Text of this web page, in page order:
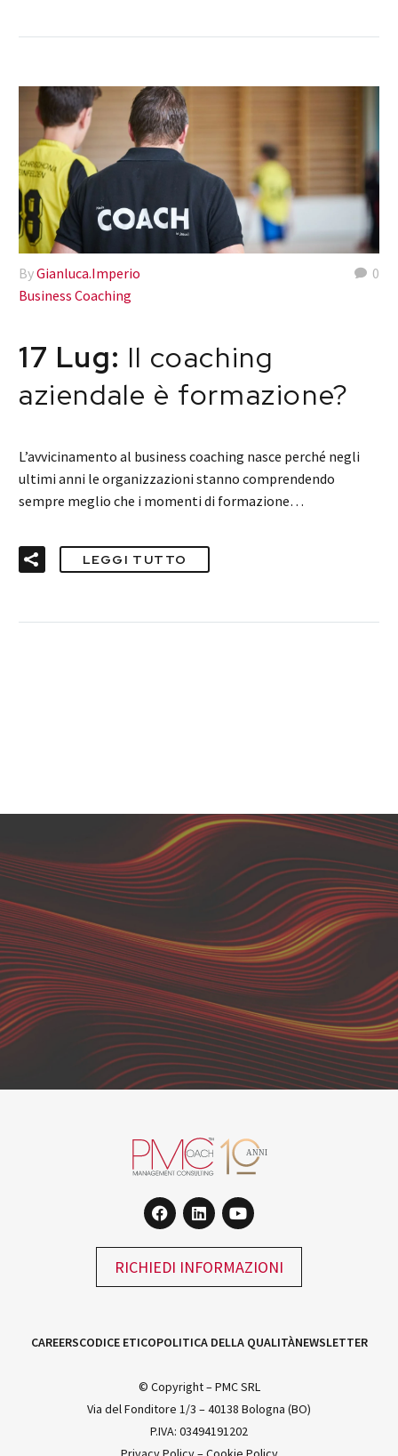
0
ByGianluca.Imperio
Business Coaching
17 Lug: Il coaching
aziendale è formazione?
L’avvicinamento al business coaching nasce perché negli
ultimi anni le organizzazioni stanno comprendendo
sempre meglio che i momenti di formazione…
LEGGI TUTTO
RICHIEDI INFORMAZIONI
CAREERSCODICE ETICOPOLITICA DELLA QUALITÀNEWSLETTER
© Copyright – PMC SRL
Via del Fonditore 1/3 – 40138 Bologna (BO)
P.IVA: 03494191202